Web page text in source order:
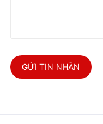
GỬI TIN NHẮN